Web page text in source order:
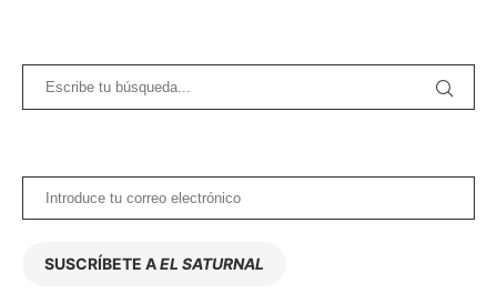
SUSCRÍBETE AEL SATURNAL